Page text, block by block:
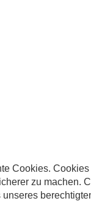
Cookies.
zu